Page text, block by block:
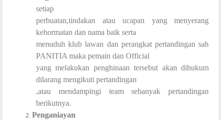
setiap
perbuatan,tindakan atau ucapan yang menyerang
kehormatan dan nama baik serta
menuduh klub lawan dan perangkat pertandingan sah
PANITIA maka pemain dan Official
yang melakukan penghinaan tersebut akan dihukum
dilarang mengikuti pertandingan
,atau mendampingi team sebanyak pertandingan
berikutnya.
Penganiayan